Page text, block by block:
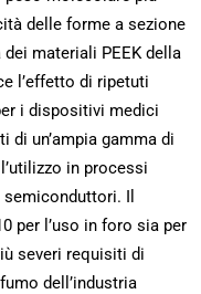
delle forme a sezione
materiali PEEK della
l’effetto di ripetuti
i dispositivi medici
di un’ampia gamma di
in processi
Il
per l’uso in foro sia per
severi requisiti di
dell’industria